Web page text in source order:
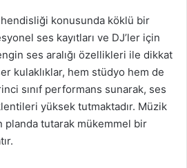
konusunda köklü bir
ses kayıtları ve DJ’ler için
ses aralığı özellikleri ile dikkat
kulaklıklar, hem stüdyo hem de
sınıf performans sunarak, ses
yüksek tutmaktadır. Müzik
planda tutarak mükemmel bir